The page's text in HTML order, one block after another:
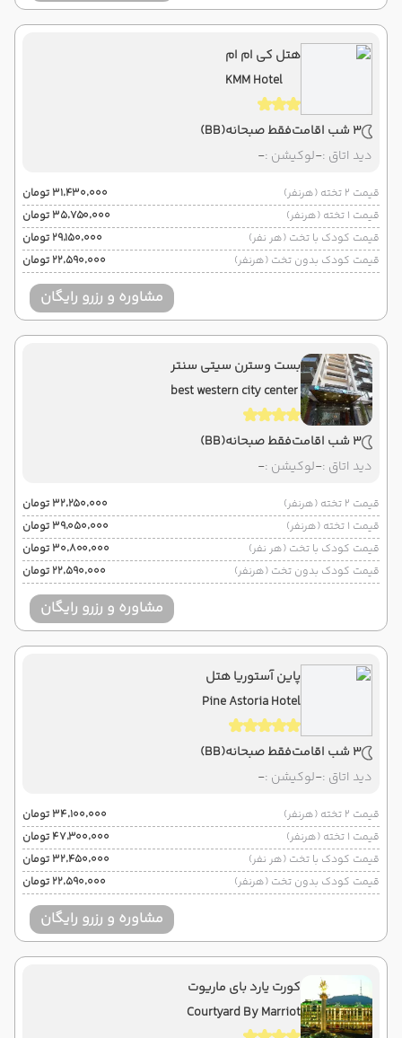
هتل کی ام ام
KMM Hotel
3 شب اقامت فقط صبحانه(BB)
دید اتاق :-لوکیشن :-
قیمت 2 تخته (هرنفر)
۳۱٬۴۳۰٬۰۰۰ تومان
قیمت 1 تخته (هرنفر)
۳۵٬۷۵۰٬۰۰۰ تومان
قیمت کودک با تخت (هر نفر)
۲۹٬۱۵۰٬۰۰۰ تومان
قیمت کودک بدون تخت (هرنفر)
۲۲٬۵۹۰٬۰۰۰ تومان
مشاوره و رزرو رایگان
بست وسترن سیتی سنتر
best western city center
3 شب اقامت فقط صبحانه(BB)
دید اتاق :-لوکیشن :-
قیمت 2 تخته (هرنفر)
۳۲٬۲۵۰٬۰۰۰ تومان
قیمت 1 تخته (هرنفر)
۳۹٬۰۵۰٬۰۰۰ تومان
قیمت کودک با تخت (هر نفر)
۳۰٬۸۰۰٬۰۰۰ تومان
قیمت کودک بدون تخت (هرنفر)
۲۲٬۵۹۰٬۰۰۰ تومان
مشاوره و رزرو رایگان
پاین آستوریا هتل
Pine Astoria Hotel
3 شب اقامت فقط صبحانه(BB)
دید اتاق :-لوکیشن :-
قیمت 2 تخته (هرنفر)
۳۴٬۱۰۰٬۰۰۰ تومان
قیمت 1 تخته (هرنفر)
۴۷٬۳۰۰٬۰۰۰ تومان
قیمت کودک با تخت (هر نفر)
۳۲٬۴۵۰٬۰۰۰ تومان
قیمت کودک بدون تخت (هرنفر)
۲۲٬۵۹۰٬۰۰۰ تومان
مشاوره و رزرو رایگان
کورت یارد بای ماریوت
Courtyard By Marriot